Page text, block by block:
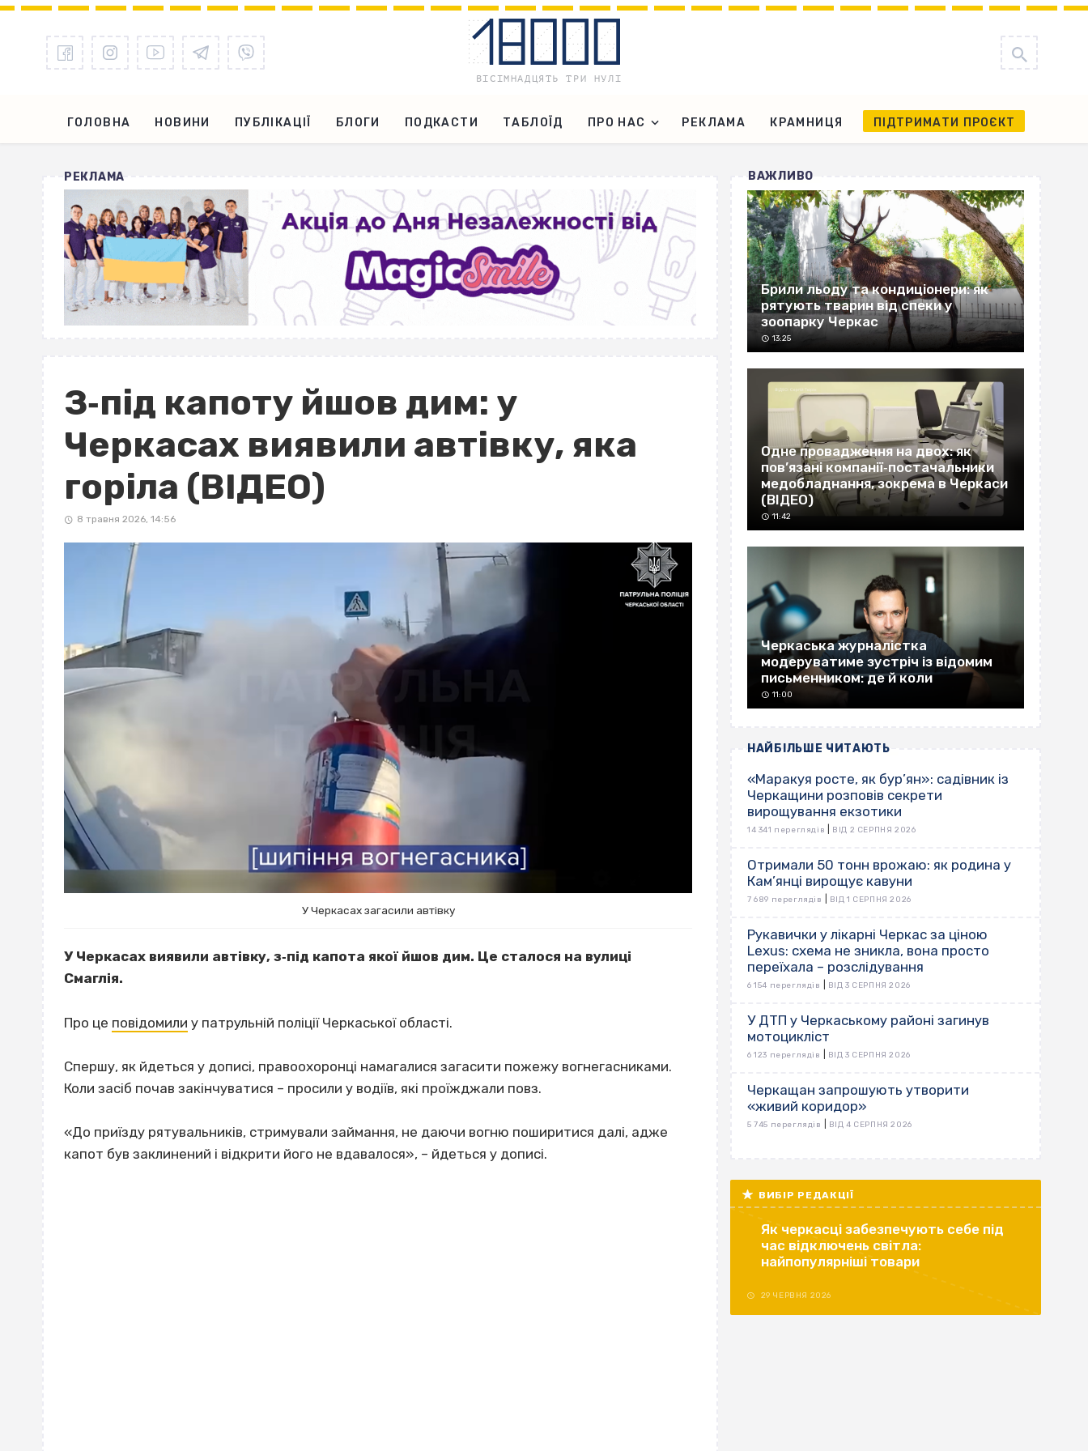
ГОЛОВНА НОВИНИ ПУБЛІКАЦІЇ БЛОГИ ПОДКАСТИ ТАБЛОЇД ПРО НАС РЕКЛАМА КРАМНИЦЯ ПІДТРИМАТИ ПРОЄКТ
РЕКЛАМА
З‐під капоту йшов дим: у
Черкасах виявили автівку, яка
горіла (ВІДЕО)
8 травня 2026, 14:56
У Черкасах загасили автівку
У Черкасах виявили автівку, з‐під капота якої йшов дим. Це сталося на вулиці
Смаглія.
Про це повідомили у патрульній поліції Черкаської області.
Спершу, як йдеться у дописі, правоохоронці намагалися загасити пожежу вогнегасниками.
Коли засіб почав закінчуватися – просили у водіїв, які проїжджали повз.
«До приїзду рятувальників, стримували займання, не даючи вогню поширитися далі, адже
капот був заклинений і відкрити його не вдавалося», – йдеться у дописі.
ВАЖЛИВО
Брили льоду та кондиціонери: як
рятують тварин від спеки у
зоопарку Черкас
13:25
Одне провадження на двох: як
пов’язані компанії‐постачальники
медобладнання, зокрема в Черкаси
(ВІДЕО)
11:42
Черкаська журналістка
модеруватиме зустріч із відомим
письменником: де й коли
11:00
НАЙБІЛЬШЕ ЧИТАЮТЬ
«Маракуя росте, як бур’ян»: садівник із
Черкащини розповів секрети
вирощування екзотики
14 341 переглядів ВІД 2 СЕРПНЯ 2026
Отримали 50 тонн врожаю: як родина у
Кам’янці вирощує кавуни
7 689 переглядів ВІД 1 СЕРПНЯ 2026
Рукавички у лікарні Черкас за ціною
Lexus: схема не зникла, вона просто
переїхала – розслідування
6 154 переглядів ВІД 3 СЕРПНЯ 2026
У ДТП у Черкаському районі загинув
мотоцикліст
6 123 переглядів ВІД 3 СЕРПНЯ 2026
Черкащан запрошують утворити
«живий коридор»
5 745 переглядів ВІД 4 СЕРПНЯ 2026
ВИБІР РЕДАКЦІЇ
Як черкасці забезпечують себе під
час відключень світла:
найпопулярніші товари
29 ЧЕРВНЯ 2026